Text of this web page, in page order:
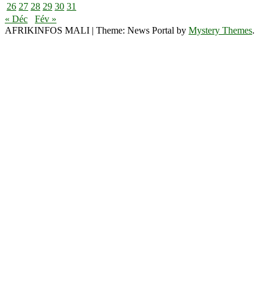
26 27 28 29 30 31
« Déc
Fév »
AFRIKINFOS MALI | Theme: News Portal by Mystery Themes.